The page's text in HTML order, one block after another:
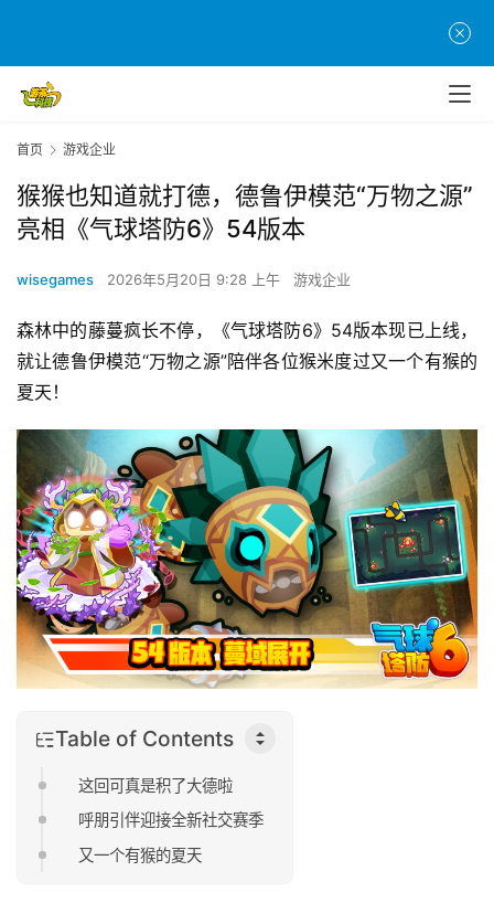
首页 游戏企业
猴猴也知道就打德，德鲁伊模范“万物之源”
亮相《气球塔防6》54版本
wisegames 2026年5月20日 9:28 上午 游戏企业
森林中的藤蔓疯长不停，《气球塔防6》54版本现已上线，
就让德鲁伊模范“万物之源”陪伴各位猴米度过又一个有猴的
夏天！
Table of Contents
这回可真是积了大德啦
呼朋引伴迎接全新社交赛季
又一个有猴的夏天